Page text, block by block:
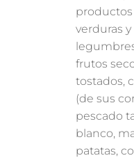
productos
verduras
frutos
tostados,
(de sus
pescado
blanco,
patatas,